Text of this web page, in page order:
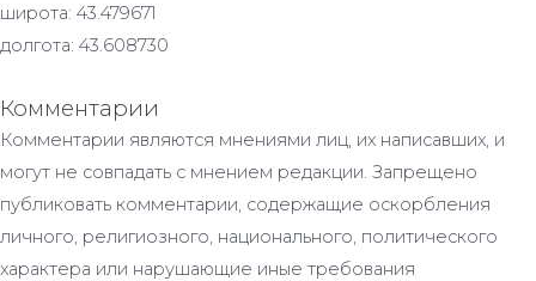
широта: 43.479671
долгота: 43.608730
Комментарии
Комментарии являются мнениями лиц, их написавших, и
могут не совпадать с мнением редакции. Запрещено
публиковать комментарии, содержащие оскорбления
личного, религиозного, национального, политического
характера или нарушающие иные требования